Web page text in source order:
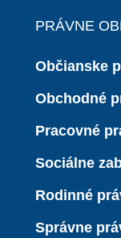
PRÁVNE
Občianske
Obchodné
Pracovné
Sociálne
Rodinné
Správne